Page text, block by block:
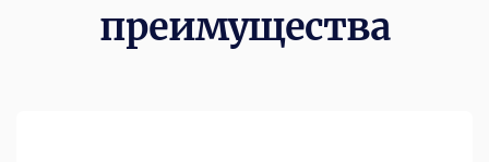
преимущества